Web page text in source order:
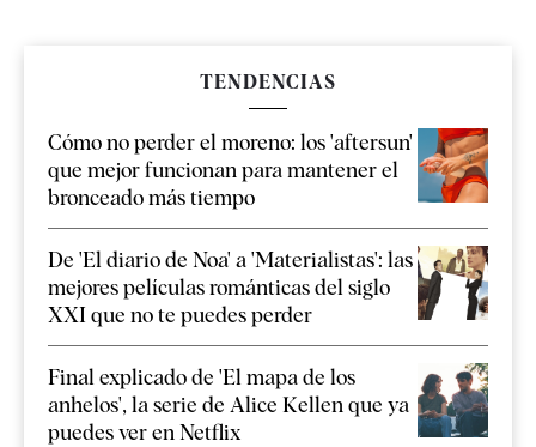
TENDENCIAS
Cómo no perder el moreno: los 'aftersun'
que mejor funcionan para mantener el
bronceado más tiempo
De 'El diario de Noa' a 'Materialistas': las
mejores películas románticas del siglo
XXI que no te puedes perder
Final explicado de 'El mapa de los
anhelos', la serie de Alice Kellen que ya
puedes ver en Netflix